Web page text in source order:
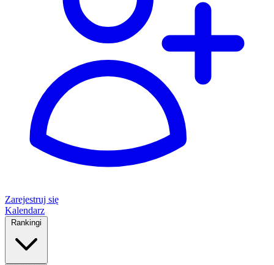
Zarejestruj się
Kalendarz
Rankingi